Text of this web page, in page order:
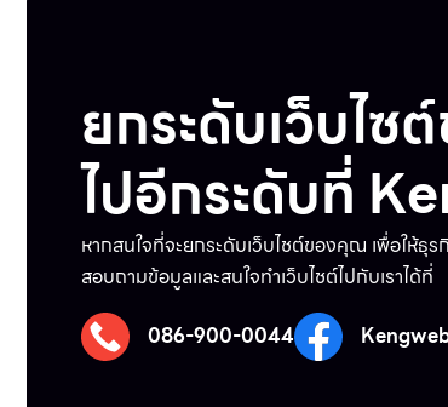
ยกระดับเว็บไ
ไปอีกระดับที่
หากสนใจที่จะยกระดับเว็บไชต์ของคุณ เพื่อให้ธุ
สอบถามข้อมูลและสนใจทำเว็บไชต์ไปกับเราได้ที่
086-900-0044